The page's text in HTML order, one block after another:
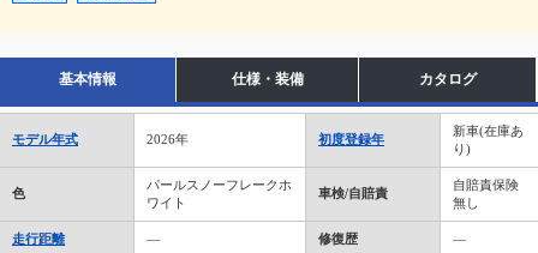
基本情報 仕様・装備 カタログ
モデル年式 2026年 初度登録年
新車(在庫あ
り)
色
パールスノーフレークホ
ワイト
車検/自賠責
自賠責保険
無し
走行距離 ― 修復歴 ―